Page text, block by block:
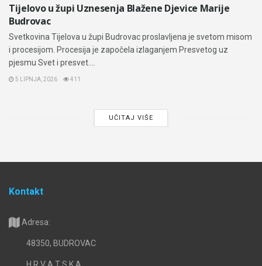
Tijelovo u župi Uznesenja Blažene Djevice Marije
Budrovac
Svetkovina Tijelova u župi Budrovac proslavljena je svetom misom
i procesijom. Procesija je započela izlaganjem Presvetog uz
pjesmu Svet i presvet....
5 LIPNJA, 2026 411
UČITAJ VIŠE
Kontakt
Adresa:
48350, BUDROVAC